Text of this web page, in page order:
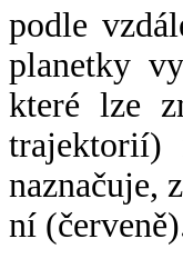
podle
planetky
které lze
trajektorií)
naznačuje,
ní